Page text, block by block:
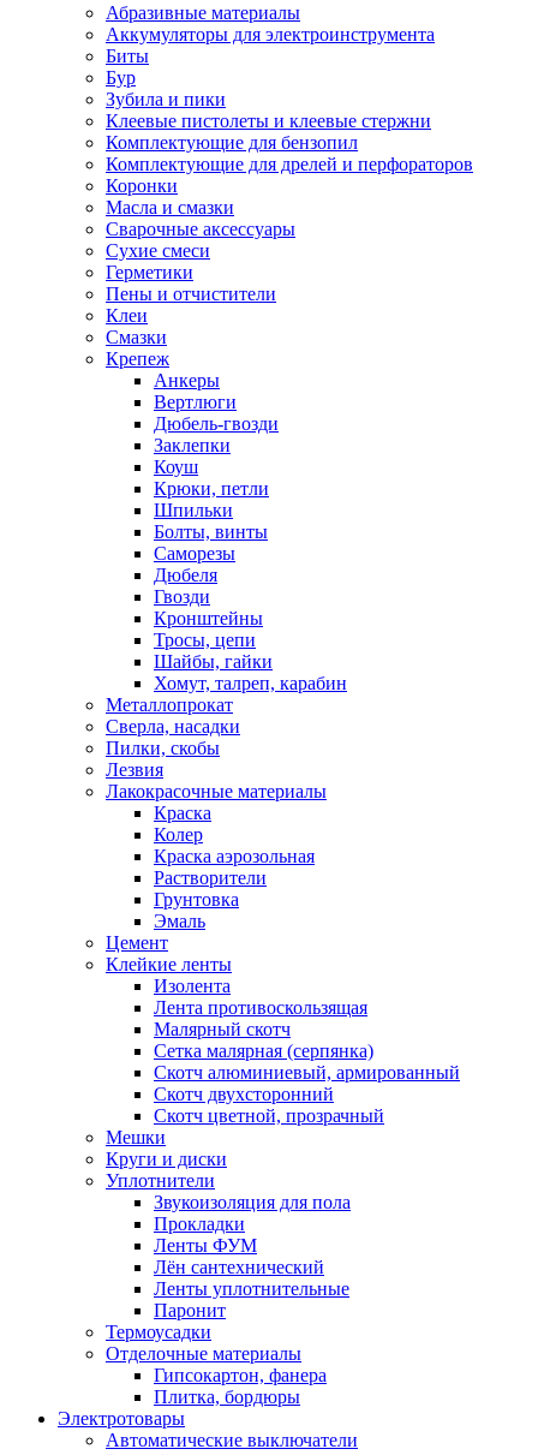
Абразивные материалы
Аккумуляторы для электроинструмента
Биты
Бур
Зубила и пики
Клеевые пистолеты и клеевые стержни
Комплектующие для бензопил
Комплектующие для дрелей и перфораторов
Коронки
Масла и смазки
Сварочные аксессуары
Сухие смеси
Герметики
Пены и отчистители
Клеи
Смазки
Крепеж
Анкеры
Вертлюги
Дюбель-гвозди
Заклепки
Коуш
Крюки, петли
Шпильки
Болты, винты
Саморезы
Дюбеля
Гвозди
Кронштейны
Тросы, цепи
Шайбы, гайки
Хомут, талреп, карабин
Металлопрокат
Сверла, насадки
Пилки, скобы
Лезвия
Лакокрасочные материалы
Краска
Колер
Краска аэрозольная
Растворители
Грунтовка
Эмаль
Цемент
Клейкие ленты
Изолента
Лента противоскользящая
Малярный скотч
Сетка малярная (серпянка)
Скотч алюминиевый, армированный
Скотч двухсторонний
Скотч цветной, прозрачный
Мешки
Круги и диски
Уплотнители
Звукоизоляция для пола
Прокладки
Ленты ФУМ
Лён сантехнический
Ленты уплотнительные
Паронит
Термоусадки
Отделочные материалы
Гипсокартон, фанера
Плитка, бордюры
Электротовары
Автоматические выключатели